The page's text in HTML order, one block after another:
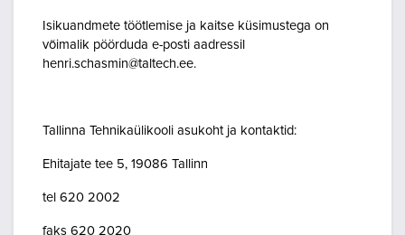
Isikuandmete töötlemise ja kaitse küsimustega on
võimalik pöörduda e-posti aadressil
henri.schasmin@taltech.ee.
Tallinna Tehnikaülikooli asukoht ja kontaktid:
Ehitajate tee 5, 19086 Tallinn
tel 620 2002
faks 620 2020